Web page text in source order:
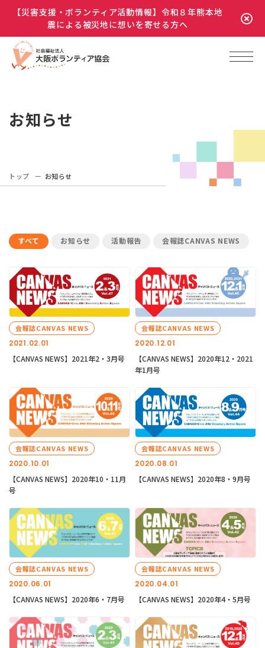
【災害支援・ボランティア活動情報】令和８年熊本地
震による被災地に想いを寄せる方へ
お知らせ
トップ お知らせ
すべて お知らせ 活動報告 会報誌CANVAS NEWS
2021.02.01
会報誌CANVAS NEWS
【CANVAS NEWS】2021年2・3月号
2020.12.01
会報誌CANVAS NEWS
【CANVAS NEWS】2020年12・2021
年1月号
2020.10.01
会報誌CANVAS NEWS
【CANVAS NEWS】2020年10・11月
号
2020.08.01
会報誌CANVAS NEWS
【CANVAS NEWS】2020年8・9月号
2020.06.01
会報誌CANVAS NEWS
【CANVAS NEWS】2020年6・7月号
2020.04.01
会報誌CANVAS NEWS
【CANVAS NEWS】2020年4・5月号